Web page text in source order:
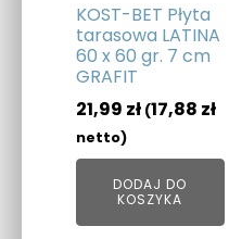
KOST-BET Płyta
tarasowa LATINA
60 x 60 gr. 7 cm
GRAFIT
21,99 zł (17,88 zł
netto)
DODAJ DO
KOSZYKA